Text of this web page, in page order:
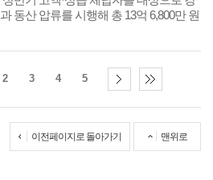
동산 압류를 시행해 총 13억 6,800만 원
2 3 4 5
이전페이지로 돌아가기 맨위로